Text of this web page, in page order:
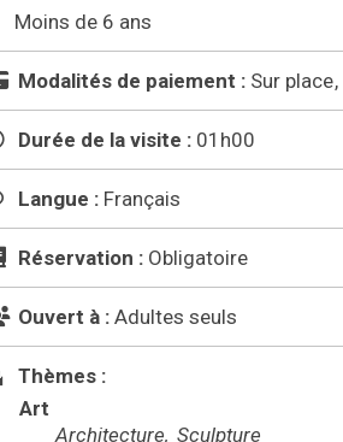
Moins de 6 ans
Modalités de paiement : Sur place
Durée de la visite : 01h00
Langue : Français
Réservation : Obligatoire
Ouvert à : Adultes seuls
Thèmes :
Art
Architecture Sculpture